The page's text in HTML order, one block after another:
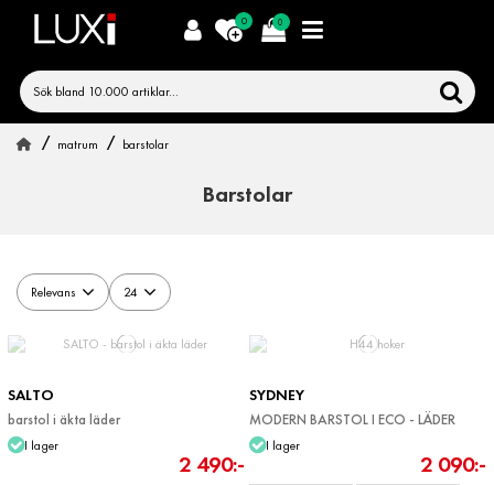
0 0
matrum barstolar
Barstolar
Relevans 24
SALTO
barstol i äkta läder
I lager
2 490:-
SYDNEY
MODERN BARSTOL I ECO - LÄDER
I lager
2 090:-